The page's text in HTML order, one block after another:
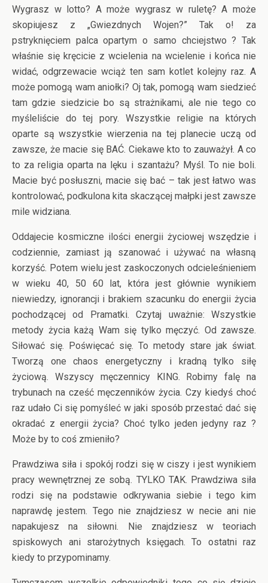
Wygrasz w lotto? A może wygrasz w ruletę? A może
skopiujesz z „Gwiezdnych Wojen?” Tak o! za
pstryknięciem palca opartym o samo chciejstwo ? Tak
właśnie się kręcicie z wcielenia na wcielenie i końca nie
widać, odgrzewacie wciąż ten sam kotlet kolejny raz. A
może pomogą wam aniołki? Oj tak, pomogą wam siedzieć
tam gdzie siedzicie bo są strażnikami, ale nie tego co
myśleliście do tej pory. Wszystkie religie na których
oparte są wszystkie wierzenia na tej planecie uczą od
zawsze, że macie się BAĆ. Ciekawe kto to zauważył. A co
to za religia oparta na lęku i szantażu? Myśl. To nie boli.
Macie być posłuszni, macie się bać – tak jest łatwo was
kontrolować, podkulona kita skaczącej małpki jest zawsze
mile widziana.
Oddajecie kosmiczne ilości energii życiowej wszędzie i
codziennie, zamiast ją szanować i używać na własną
korzyść. Potem wielu jest zaskoczonych odcieleśnieniem
w wieku 40, 50 60 lat, która jest głównie wynikiem
niewiedzy, ignorancji i brakiem szacunku do energii życia
pochodzącej od Pramatki. Czytaj uważnie: Wszystkie
metody życia każą Wam się tylko męczyć. Od zawsze.
Siłować się. Poświęcać się. To metody stare jak świat.
Tworzą one chaos energetyczny i kradną tylko siłę
życiową. Wszyscy męczennicy KING. Robimy falę na
trybunach na cześć męczenników życia. Czy kiedyś choć
raz udało Ci się pomyśleć w jaki sposób przestać dać się
okradać z energii życia? Choć tylko jeden jedyny raz ?
Może by to coś zmieniło?
Prawdziwa siła i spokój rodzi się w ciszy i jest wynikiem
pracy wewnętrznej ze sobą. TYLKO TAK. Prawdziwa siła
rodzi się na podstawie odkrywania siebie i tego kim
naprawdę jestem. Tego nie znajdziesz w necie ani nie
napakujesz na siłowni. Nie znajdziesz w teoriach
spiskowych ani starożytnych księgach. To ostatni raz
kiedy to przypominamy.